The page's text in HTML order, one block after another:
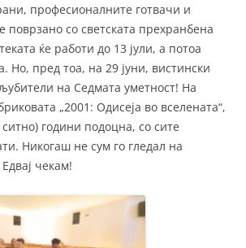
професионалните готвачи и
поврзано со светската прехранбена
ќе работи до 13 јули, а потоа
Но, пред тоа, на 29 јуни, вистински
на Седмата уметност! На
„2001: Одисеја во вселената“,
години подоцна, со сите
Никогаш не сум го гледал на
чекам!